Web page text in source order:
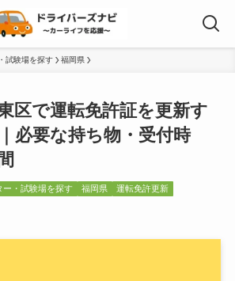
試験場を探す 福岡県
区で運転免許証を更新す
必要な持ち物・受付時
ー・試験場を探す 福岡県 運転免許更新